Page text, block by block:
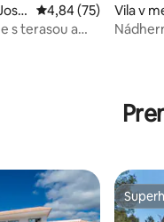
Priemerné
4,84 (75)
s terasou a
Vila v